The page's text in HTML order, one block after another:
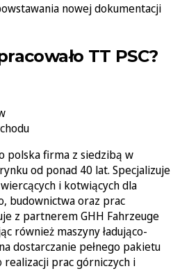
nowej dokumentacji
TT PSC?
polska firma z siedzibą w
od ponad 40 lat. Specjalizuje
i kotwiących dla
budownictwa oraz prac
z partnerem GHH Fahrzeuge
również maszyny ładująco-
dostarczanie pełnego pakietu
realizacji prac górniczych i